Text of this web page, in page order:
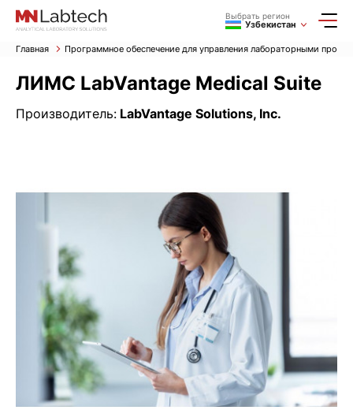
Выбрать регион
Узбекистан
Главная Программное обеспечение для управления лабораторными
ЛИМС LabVantage Medical Suite
Производитель: LabVantage Solutions, Inc.